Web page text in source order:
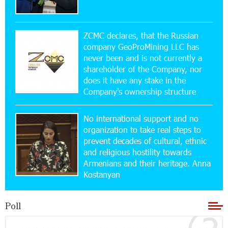
Bank for Consumers by Euromoney
11:36:50 17-07-2026
Ucom and Microsoft Innovation Center Help
School Students Build Cybersecurity Skills
12:45:18 16-07-2026
Ucom Supports Installation of 10 kW Solar Plant
in Shenavan, Lori
20:34:31 14-07-2026
Unibank to Raffle a Trip to Italy
ZCMC declares, that the Russian
company GeoProMining LLC has
never been and is not currently a
shareholder of the Company, nor
does it have any stake in the
Company's ownership structure
No international support and no
organization to take real steps to
prevent decades of cultural, ethnic
and religious hostility towards
Armenians and their heritage. Anna
Kostanyan
Poll